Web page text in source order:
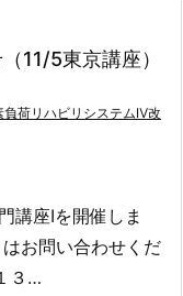
11/5東京講座）
負荷リハビリシステムⅣ改
講座Ⅰを開催しま
お問い合わせくだ
３…